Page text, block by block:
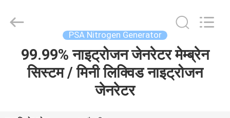
Technology
Co.,Ltd.
Reserved.
PSA Nitrogen Generator
99.99% नाइट्रोजन जेनरेटर मेम्ब्रेन
सिस्टम / मिनी लिक्विड नाइट्रोजन
जेनरेटर